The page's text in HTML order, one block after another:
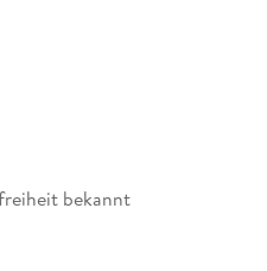
bekannt